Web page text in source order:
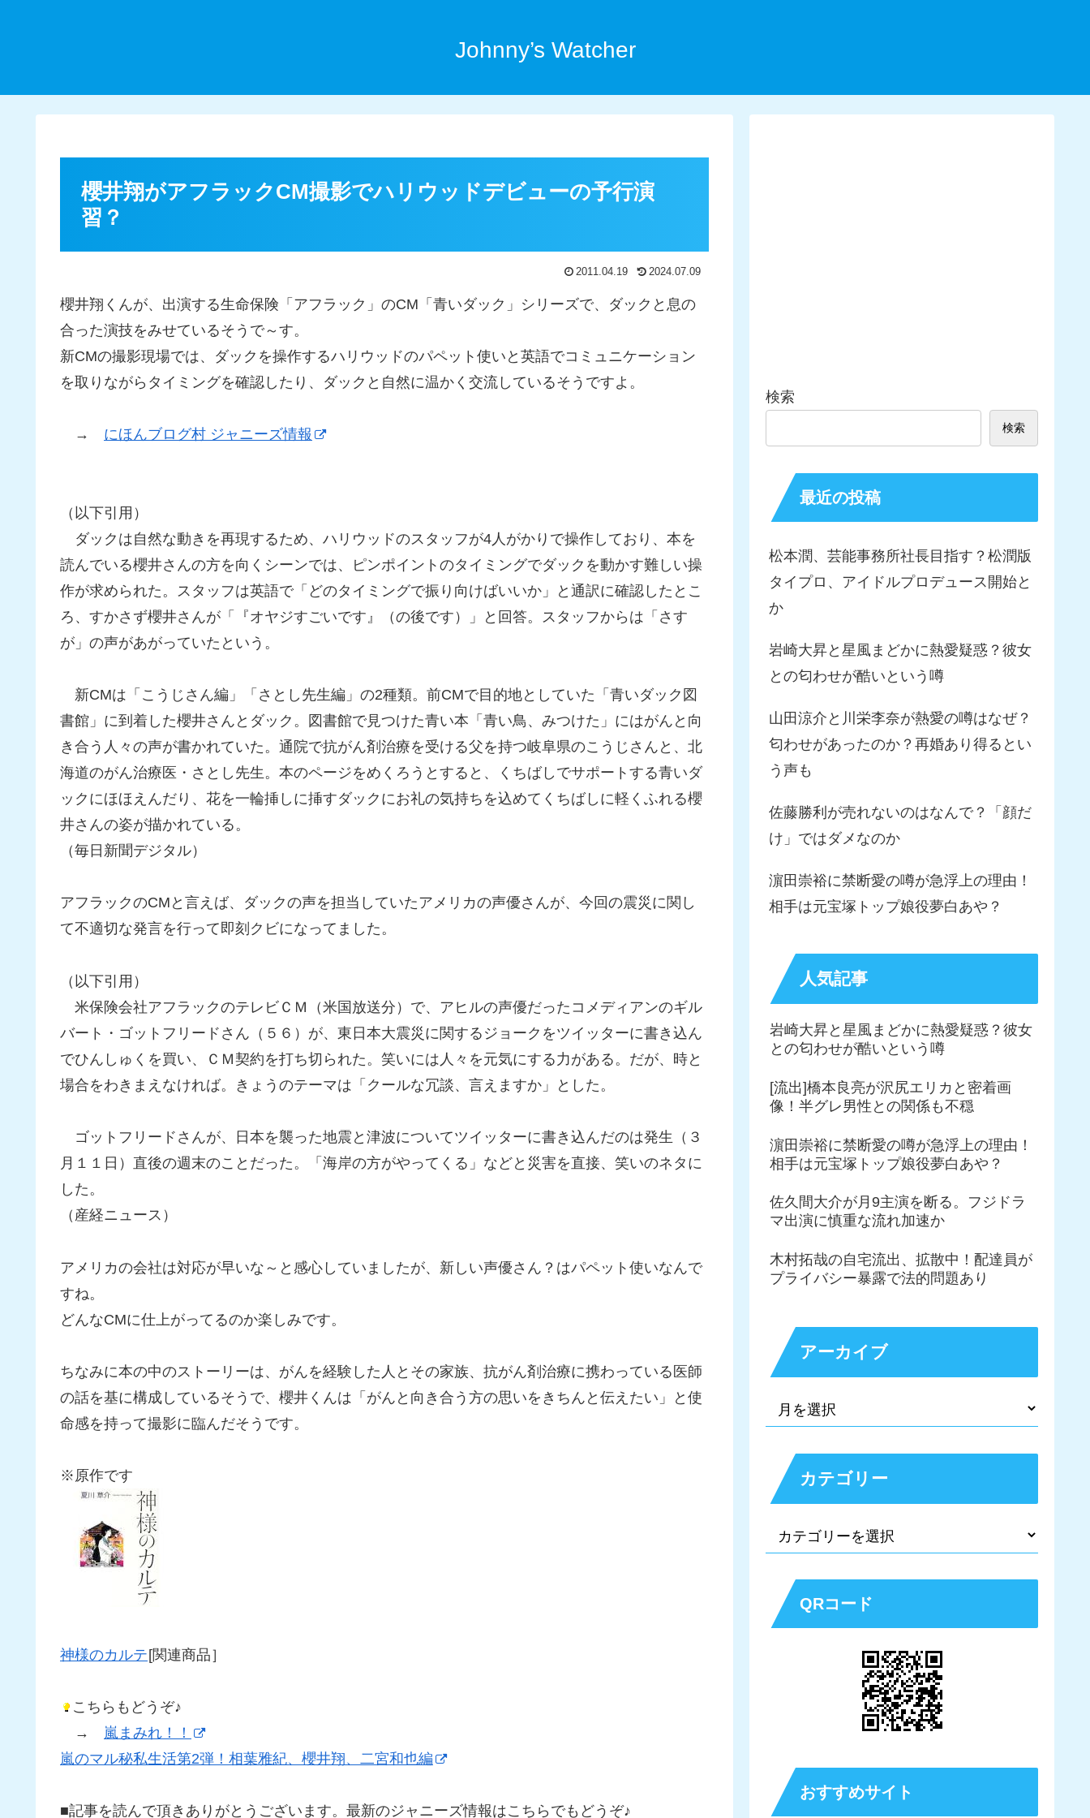
Johnny’s Watcher
櫻井翔がアフラックCM撮影でハリウッドデビューの予行演
習？
2011.04.19 2024.07.09
櫻井翔くんが、出演する生命保険「アフラック」のCM「青いダック」シリーズで、ダックと息の
合った演技をみせているそうで～す。
新CMの撮影現場では、ダックを操作するハリウッドのパペット使いと英語でコミュニケーション
を取りながらタイミングを確認したり、ダックと自然に温かく交流しているそうですよ。
→ にほんブログ村 ジャニーズ情報
（以下引用）
ダックは自然な動きを再現するため、ハリウッドのスタッフが4人がかりで操作しており、本を
読んでいる櫻井さんの方を向くシーンでは、ピンポイントのタイミングでダックを動かす難しい操
作が求められた。スタッフは英語で「どのタイミングで振り向けばいいか」と通訳に確認したとこ
ろ、すかさず櫻井さんが「『オヤジすごいです』（の後です）」と回答。スタッフからは「さす
が」の声があがっていたという。
新CMは「こうじさん編」「さとし先生編」の2種類。前CMで目的地としていた「青いダック図
書館」に到着した櫻井さんとダック。図書館で見つけた青い本「青い鳥、みつけた」にはがんと向
き合う人々の声が書かれていた。通院で抗がん剤治療を受ける父を持つ岐阜県のこうじさんと、北
海道のがん治療医・さとし先生。本のページをめくろうとすると、くちばしでサポートする青いダ
ックにほほえんだり、花を一輪挿しに挿すダックにお礼の気持ちを込めてくちばしに軽くふれる櫻
井さんの姿が描かれている。
（毎日新聞デジタル）
アフラックのCMと言えば、ダックの声を担当していたアメリカの声優さんが、今回の震災に関し
て不適切な発言を行って即刻クビになってました。
（以下引用）
米保険会社アフラックのテレビＣＭ（米国放送分）で、アヒルの声優だったコメディアンのギル
バート・ゴットフリードさん（５６）が、東日本大震災に関するジョークをツイッターに書き込ん
でひんしゅくを買い、ＣＭ契約を打ち切られた。笑いには人々を元気にする力がある。だが、時と
場合をわきまえなければ。きょうのテーマは「クールな冗談、言えますか」とした。
ゴットフリードさんが、日本を襲った地震と津波についてツイッターに書き込んだのは発生（３
月１１日）直後の週末のことだった。「海岸の方がやってくる」などと災害を直接、笑いのネタに
した。
（産経ニュース）
アメリカの会社は対応が早いな～と感心していましたが、新しい声優さん？はパペット使いなんで
すね。
どんなCMに仕上がってるのか楽しみです。
ちなみに本の中のストーリーは、がんを経験した人とその家族、抗がん剤治療に携わっている医師
の話を基に構成しているそうで、櫻井くんは「がんと向き合う方の思いをきちんと伝えたい」と使
命感を持って撮影に臨んだそうです。
※原作です
神様のカルテ[関連商品］
こちらもどうぞ♪
→ 嵐まみれ！！
嵐のマル秘私生活第2弾！相葉雅紀、櫻井翔、二宮和也編
■記事を読んで頂きありがとうございます。最新のジャニーズ情報はこちらでもどうぞ♪
検索
検索
最近の投稿
松本潤、芸能事務所社長目指す？松潤版
タイプロ、アイドルプロデュース開始と
か
岩崎大昇と星風まどかに熱愛疑惑？彼女
との匂わせが酷いという噂
山田涼介と川栄李奈が熱愛の噂はなぜ？
匂わせがあったのか？再婚あり得るとい
う声も
佐藤勝利が売れないのはなんで？「顔だ
け」ではダメなのか
濵田崇裕に禁断愛の噂が急浮上の理由！
相手は元宝塚トップ娘役夢白あや？
人気記事
岩崎大昇と星風まどかに熱愛疑惑？彼女
との匂わせが酷いという噂
[流出]橋本良亮が沢尻エリカと密着画
像！半グレ男性との関係も不穏
濵田崇裕に禁断愛の噂が急浮上の理由！
相手は元宝塚トップ娘役夢白あや？
佐久間大介が月9主演を断る。フジドラ
マ出演に慎重な流れ加速か
木村拓哉の自宅流出、拡散中！配達員が
プライバシー暴露で法的問題あり
アーカイブ
カテゴリー
QRコード
おすすめサイト